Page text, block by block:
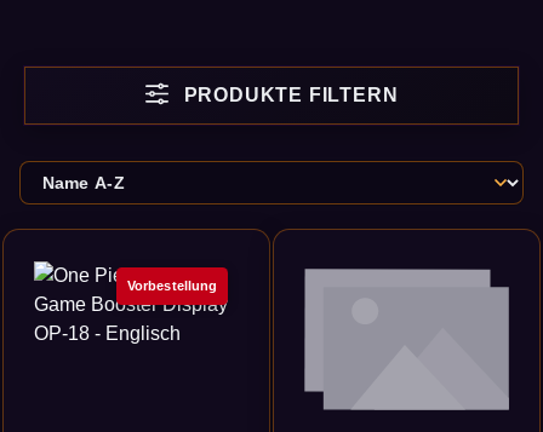
PRODUKTE FILTERN
Vorbestellung